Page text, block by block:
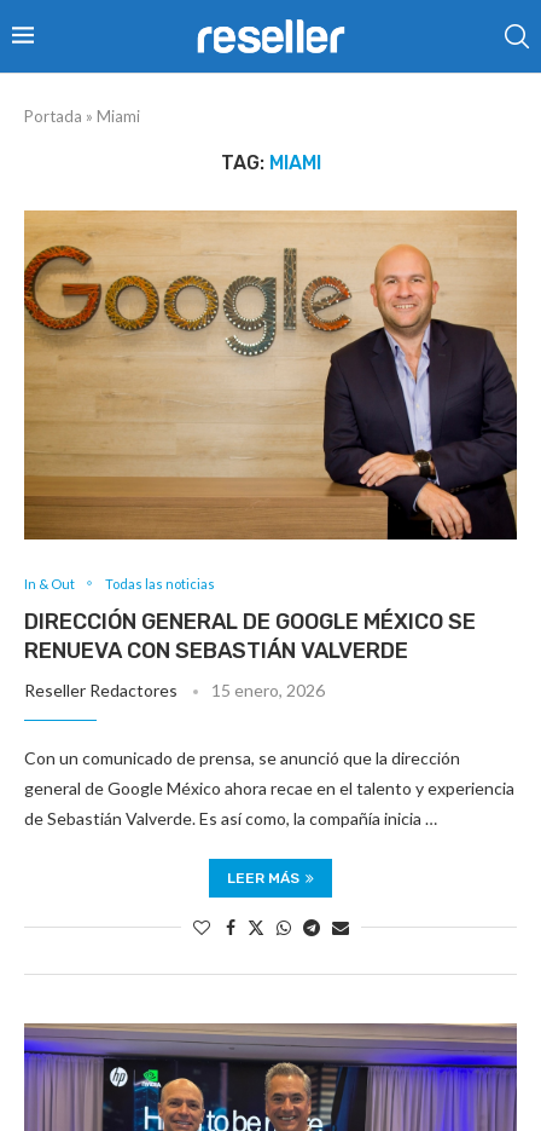
Portada » Miami
TAG: MIAMI
In & Out Todas las noticias
DIRECCIÓN GENERAL DE GOOGLE MÉXICO SE
RENUEVA CON SEBASTIÁN VALVERDE
Reseller Redactores 15 enero, 2026
Con un comunicado de prensa, se anunció que la dirección
general de Google México ahora recae en el talento y experiencia
de Sebastián Valverde. Es así como, la compañía inicia …
LEER MÁS